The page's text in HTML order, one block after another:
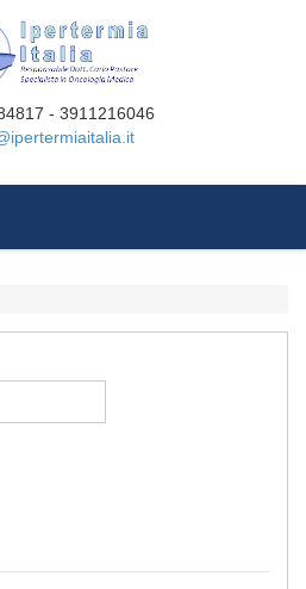
- 3911216046